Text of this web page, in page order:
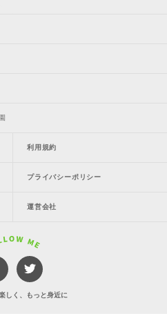
利用規約
プライバシーポリシー
運営会社
しく、もっと身近に